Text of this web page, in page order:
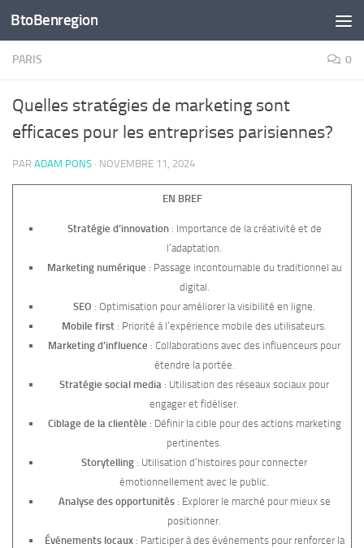
Skip to content
BtoBenregion
PARIS 0
Quelles stratégies de marketing sont
efficaces pour les entreprises parisiennes?
PAR ADAM PONS · NOVEMBRE 11, 2024
EN BREF
Stratégie d’innovation: Importance de la créativité et de
l’adaptation.
Marketing numérique : Passage incontournable du traditionnel au
digital.
SEO : Optimisation pour améliorer la visibilité en ligne.
Mobile first : Priorité à l’expérience mobile des utilisateurs.
Marketing d’influence : Collaborations avec des influenceurs pour
étendre la portée.
Stratégie social media : Utilisation des réseaux sociaux pour
engager et fidéliser.
Ciblage de la clientèle : Définir la cible pour des actions marketing
pertinentes.
Storytelling : Utilisation d’histoires pour connecter
émotionnellement avec le public.
Analyse des opportunités: Explorer le marché pour mieux se
positionner.
Événements locaux: Participer à des événements pour renforcer la